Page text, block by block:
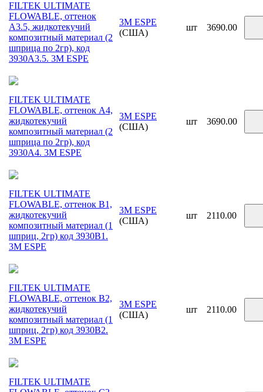
FILTEK ULTIMATE
FLOWABLE, оттенок
A3.5, жидкотекучий
композитный материал (2
шприца по 2гр), код
3930A3.5. 3М ESPE
3M ESPE
(США)
шт 3690.00
FILTEK ULTIMATE
FLOWABLE, оттенок A4,
жидкотекучий
композитный материал (2
шприца по 2гр), код
3930A4. 3М ESPE
3M ESPE
(США)
шт 3690.00
FILTEK ULTIMATE
FLOWABLE, оттенок B1,
жидкотекучий
композитный материал (1
шприц, 2гр) код 3930B1.
3М ESPE
3M ESPE
(США)
шт 2110.00
FILTEK ULTIMATE
FLOWABLE, оттенок B2,
жидкотекучий
композитный материал (1
шприц, 2гр) код 3930B2.
3М ESPE
3M ESPE
(США)
шт 2110.00
FILTEK ULTIMATE